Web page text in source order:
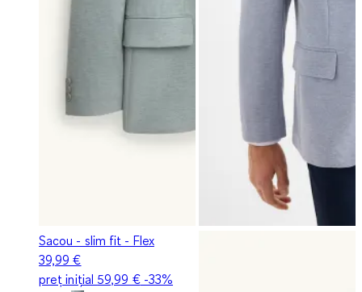
Sacou - slim fit - Flex
39,99 €
preț inițial 59,99 €-33%